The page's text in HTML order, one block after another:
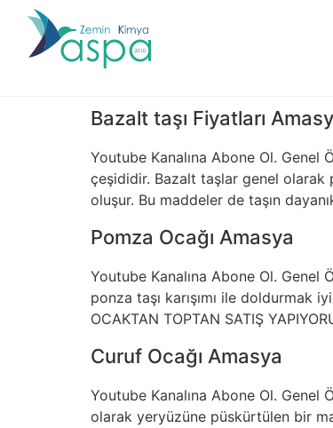
Bazalt taşı Fiyatları
Youtube Kanalına Abone Ol.
çeşididir. Bazalt taşlar genel
oluşur. Bu maddeler de taşın
Pomza Ocağı Amasya
Youtube Kanalına Abone Ol. Genel
ponza taşı karışımı ile doldurmak
OCAKTAN TOPTAN SATIŞ
Curuf Ocağı Amasya
Youtube Kanalına Abone Ol.
olarak yeryüzüne püskürtülen bir